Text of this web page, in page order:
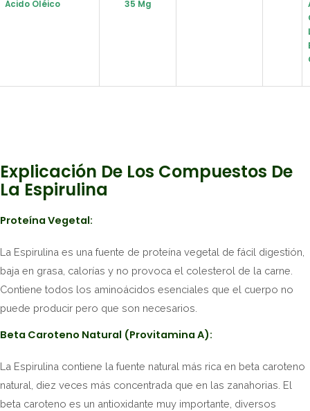
Ácido Oléico 35 Mg
Explicación De Los Compuestos De
La Espirulina
Proteína Vegetal:
La Espirulina es una fuente de proteína vegetal de fácil digestión,
baja en grasa, calorías y no provoca el colesterol de la carne.
Contiene todos los aminoácidos esenciales que el cuerpo no
puede producir pero que son necesarios.
Beta Caroteno Natural (Provitamina A):
La Espirulina contiene la fuente natural más rica en beta caroteno
natural, diez veces más concentrada que en las zanahorias. El
beta caroteno es un antioxidante muy importante, diversos